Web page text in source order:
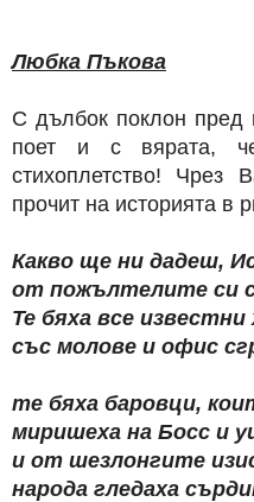
Любка Пъкова
С дълбок поклон пред
поет и с вярата,
стихоплетство!
прочит на историята в
Какво ще ни дадеш,
от пожълтелите си
Те бяха все известни
със молове и офис
те бяха баровци,
миришеха на Босс и
и от шезлонгите
народа гледаха